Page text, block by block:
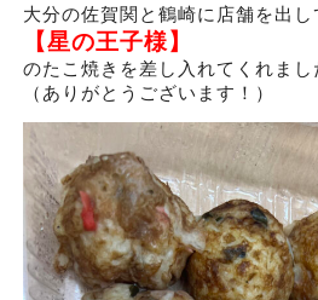
大分の佐賀関と鶴崎に店舗を出
【星の王子様】
のたこ焼きを差し入れてくれまし
（ありがとうございます！）